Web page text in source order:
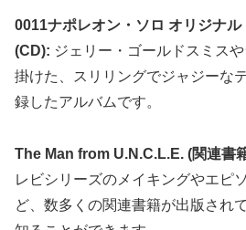
0011ナポレオン・ソロ オリジナル
(CD): ジェリー・ゴールドスミス
掛けた、スリリングでジャジーな
録したアルバムです。
The Man from U.N.C.L.E. (関連書
レビシリーズのメイキングやエピ
ど、数多くの関連書籍が出版され